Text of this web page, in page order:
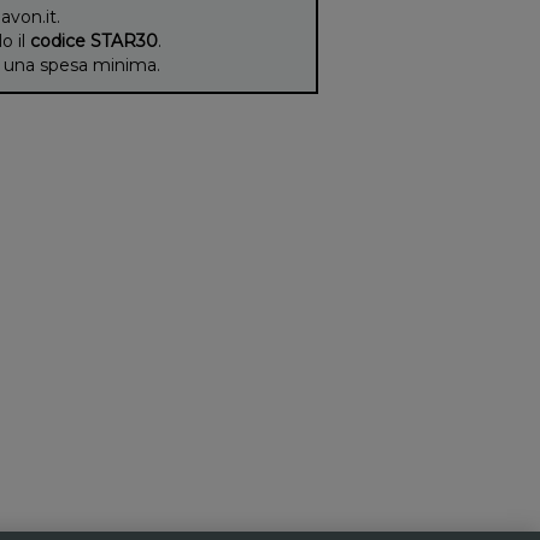
il codice STAR30.
spesa minima.